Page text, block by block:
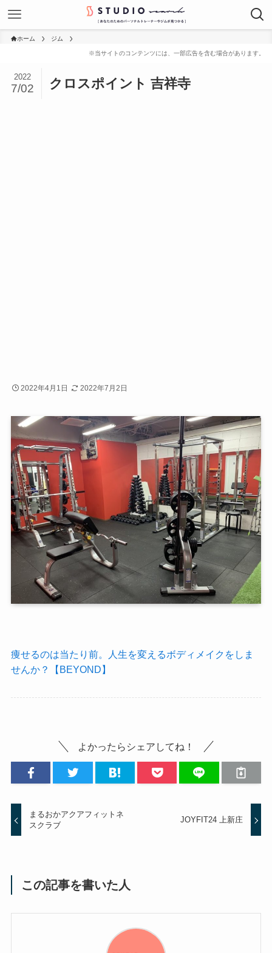
ホーム ジム
クロスポイント 吉祥寺
2022
7/02
2022年4月1日 2022年7月2日
痩せるのは当たり前。人生を変えるボディメイクをしま
せんか？【BEYOND】
よかったらシェアしてね！
まるおかアクアフィットネ
スクラブ
JOYFIT24 上新庄
この記事を書いた人